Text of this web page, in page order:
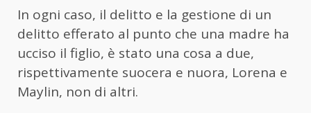
In ogni caso, il delitto e la gestione di un
delitto efferato al punto che una madre ha
ucciso il figlio, è stato una cosa a due,
rispettivamente suocera e nuora, Lorena e
Maylin, non di altri.